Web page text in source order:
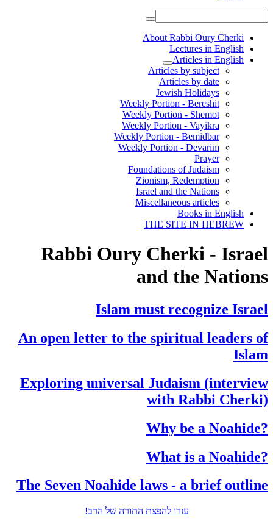
About Rabbi Oury Cherki
Lectures in English
Articles in English
Articles by subject
Articles by date
Jewish Holidays
Weekly Portion - Bereshit
Weekly Portion - Shemot
Weekly Portion - Vayikra
Weekly Portion - Bemidbar
Weekly Portion - Devarim
Prayer
Foundations of Judaism
Zionism, Redemption
Israel and the Nations
Miscellaneous articles
Books in English
THE SITE IN HEBREW
Rabbi Oury Cherki - Israel
and the Nations
Islam must recognize Israel
An open letter to the spiritual leaders of
Islam
Exploring universal Judaism (interview
with Rabbi Cherki)
?Why be a Noahide
?What is a Noahide
The Seven Noahide laws - a brief outline
עזרו להפצת התורה של הרב!